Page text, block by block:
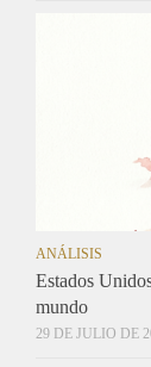
ANÁLISIS
Estados
mundo
29 DE JULIO DE